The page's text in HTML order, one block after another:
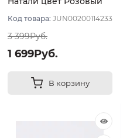
Код товара: JUN00200114233
3 399Руб.
1 699Руб.
В корзину